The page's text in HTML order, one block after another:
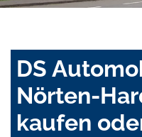
DS
Nörten-
kaufen